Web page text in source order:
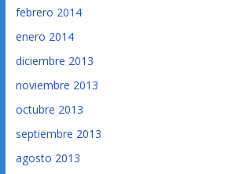
febrero 2014
enero 2014
diciembre 2013
noviembre 2013
octubre 2013
septiembre 2013
agosto 2013